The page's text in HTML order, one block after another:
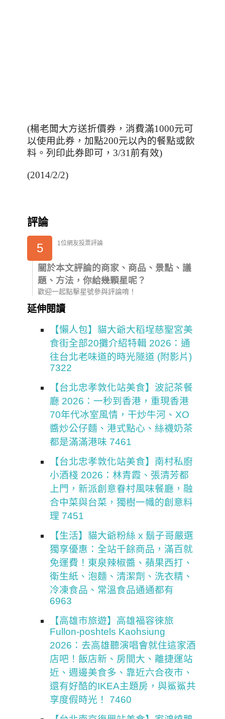
(楊老闆大方送折價券，消費滿1000元可
以使用此券，加點200元以內的餐點或飲
料。列印此券即可，3/31前有效)
(2014/2/2)
評論
5 1位網友投票評論
關於本文評論的商家、商品、景點、議
題、方法，你給幾顆星呢？
歡迎一起點擊星號參與評論唷！
延伸閱讀
【懶人包】貓大爺大稻埕慈聖宮美
食街全部20攤介紹特輯 2026：通
往台北老味道的時光隧道 (附影片)
7322
【台北忠孝敦化站美食】波記茶餐
廳 2026：一秒到香港，重現香港
70年代冰室風情，干炒牛河、XO
醬炒公仔麵、港式點心、絲襪奶茶
都是滿滿港味 7461
【台北忠孝敦化站美食】南村私廚
小酒棧 2026：林青霞、張清芳都
上門，新派創意眷村風味餐廳，融
合中菜與台菜，獨樹一幟的創意料
理 7451
【生活】貓大爺粉絲 x 鬍子哥嚴選
獨享優惠：全站千餘商品，滿百就
免運費！東泉辣椒醬、蘋果西打、
衛生紙、泡麵、清潔劑、洗衣精、
冷凍食品、常溫食品通通都有
6963
【高雄市旅遊】高雄福容徠旅
Fullon-poshtels Kaohsiung
2026：去高雄聽演唱會就住這家酒
店吧！飯店新、房間大、離捷運站
近、週邊美食多、靠近六合夜市、
還有好酷的IKEA主題房，與鯊鯊共
享度假時光！ 7460